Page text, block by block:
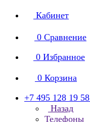
Кабинет
0 Сравнение
0 Избранное
0 Корзина
+7 495 128 19 58
Назад
Телефоны